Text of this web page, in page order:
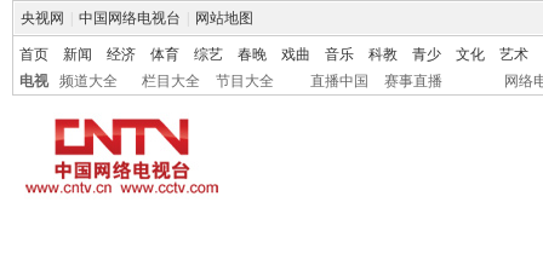
央视网 中国网络电视台 网站地图
首页 新闻 经济 体育 综艺 春晚 戏曲 音乐 科教 青少 文化
艺术
电视
频道大全 栏目大全 节目大全 直播中国 赛事直播 网络